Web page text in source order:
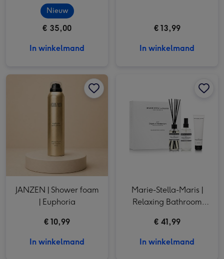
Rock Roses
Nieuw
€ 35,00
In winkelmand
€ 13,99
In winkelmand
JANZEN | Shower foam
| Euphoria
€ 10,99
In winkelmand
Marie-Stella-Maris |
Relaxing Bathroom
d'Amsterdam
€ 41,99
In winkelmand